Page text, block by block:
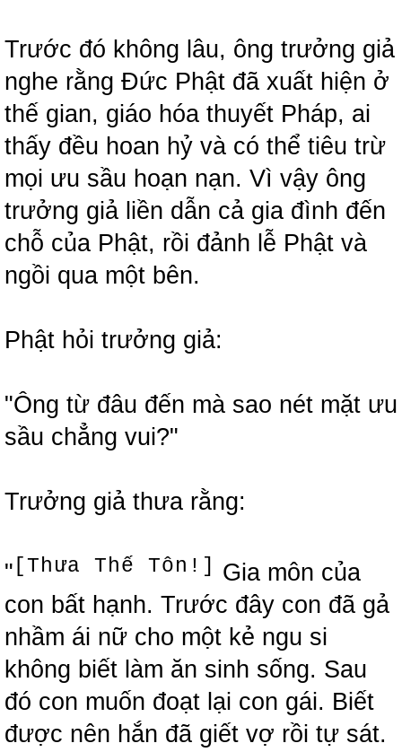
Trước đó không lâu, ông trưởng giả
nghe rằng Đức Phật đã xuất hiện ở
thế gian, giáo hóa thuyết Pháp, ai
thấy đều hoan hỷ và có thể tiêu trừ
mọi ưu sầu hoạn nạn. Vì vậy ông
trưởng giả liền dẫn cả gia đình đến
chỗ của Phật, rồi đảnh lễ Phật và
ngồi qua một bên.
Phật hỏi trưởng giả:
"Ông từ đâu đến mà sao nét mặt ưu
sầu chẳng vui?"
Trưởng giả thưa rằng:
" [Thưa Thế Tôn!]
Gia môn của
con bất hạnh. Trước đây con đã gả
nhầm ái nữ cho một kẻ ngu si
không biết làm ăn sinh sống. Sau
đó con muốn đoạt lại con gái. Biết
được nên hắn đã giết vợ rồi tự sát.